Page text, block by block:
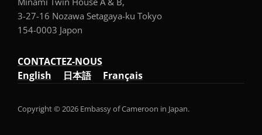
3-27-16 Nozawa Setagaya-ku Tokyo
154-0003 Japon
CONTACTEZ-NOUS
English
日本語 Français
Copyright © 2026 Embassy of Cameroon in Japan.